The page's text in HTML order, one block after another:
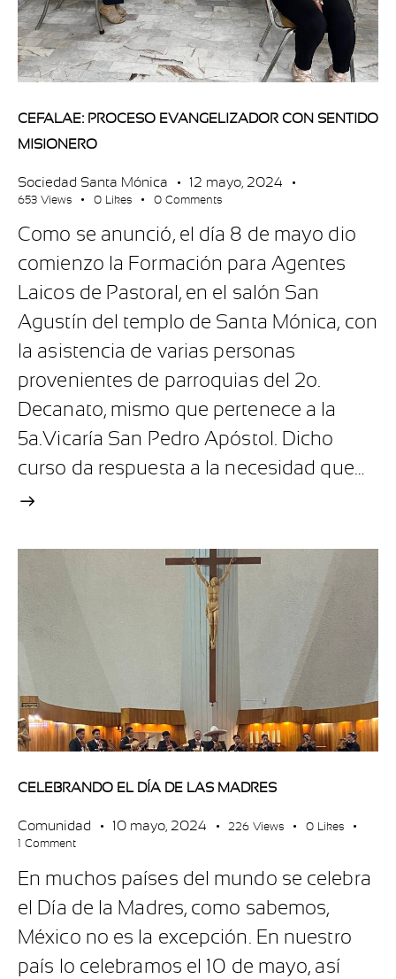
CEFALAE: PROCESO EVANGELIZADOR CON SENTIDO
MISIONERO
Sociedad Santa Mónica 12 mayo, 2024
653 Views 0 Likes 0 Comments
Como se anunció, el día 8 de mayo dio
comienzo la Formación para Agentes
Laicos de Pastoral, en el salón San
Agustín del templo de Santa Mónica, con
la asistencia de varias personas
provenientes de parroquias del 2o.
Decanato, mismo que pertenece a la
5a.Vicaría San Pedro Apóstol. Dicho
curso da respuesta a la necesidad que…
CELEBRANDO EL DÍA DE LAS MADRES
Comunidad 10 mayo, 2024 226 Views 0 Likes
1 Comment
En muchos países del mundo se celebra
el Día de la Madres, como sabemos,
México no es la excepción. En nuestro
país lo celebramos el 10 de mayo, así